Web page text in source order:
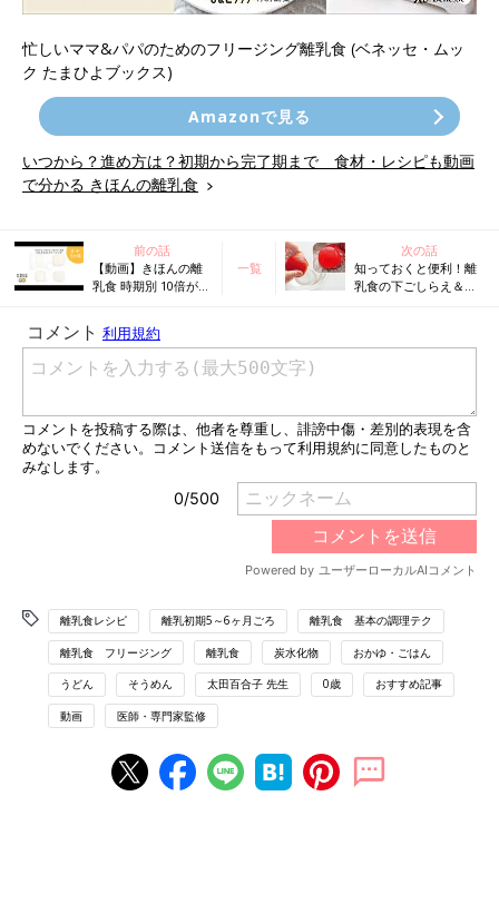
忙しいママ&パパのためのフリージング離乳食 (ベネッセ・ムッ
ク たまひよブックス)
Amazonで見る
いつから？進め方は？初期から完了期まで 食材・レシピも動画
で分かる きほんの離乳食
前の話
【動画】きほんの離
乳食 時期別 10倍が
フリージング
一覧
次の話
知っておくと便利！離
乳食の下ごしらえ＆調
離乳食レシピ 離乳初期5～6ヶ月ごろ 離乳食 基本の調理テク
離乳食 フリージング 離乳食 炭水化物 おかゆ・ごはん
うどん そうめん 太田百合子 先生 0歳 おすすめ記事
動画 医師・専門家監修